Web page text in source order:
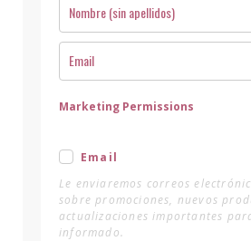
Marketing Permissions
Email
Le enviaremos correos
sobre promociones, nuevos
actualizaciones importantes
informado.